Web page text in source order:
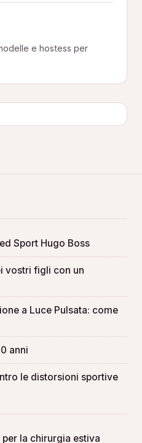
e hostess per
Sport Hugo Boss
vostri figli con un
a Luce Pulsata: come
anni
le distorsioni sportive
la chirurgia estiva